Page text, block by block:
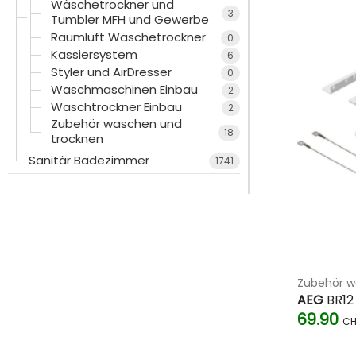
Wir wissen, dass Grossgeräte eine Investition sind. Deshalb
Entdecken Sie innovative Funktionen wie Dampfglätten,
Verlassen Sie sich auf Schweizer Markenqualität und
Wäschepflege profitieren!
Wäschetrockner und
Tumbler MFH und Gewerbe
3
Raumluft Wäschetrockner 0
Kassiersystem 6
Styler und AirDresser 0
Waschmaschinen Einbau 2
Waschtrockner Einbau 2
Zubehör waschen und
trocknen
18
Sanitär Badezimmer 1741
Zubehör
AEGBR12
69.90